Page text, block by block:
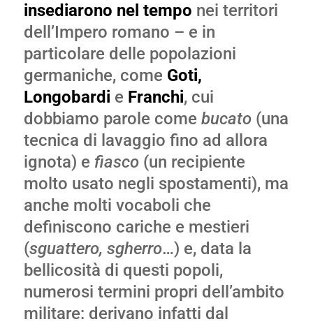
insediarono nel tempo nei territori
dell’Impero romano – e in
particolare delle popolazioni
germaniche, come Goti,
Longobardi e Franchi, cui
dobbiamo parole come bucato(una
tecnica di lavaggio fino ad allora
ignota) e fiasco(un recipiente
molto usato negli spostamenti), ma
anche molti vocaboli che
definiscono cariche e mestieri
(sguattero, sgherro…) e, data la
bellicosità di questi popoli,
numerosi termini propri dell’ambito
militare: derivano infatti dal